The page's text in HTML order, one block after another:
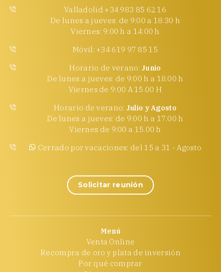
Valladolid +34 983 85 62 16
De lunes a jueves: de 9:00 a 18:30 h
Viernes: 9:00 h a 14:00 h
Móvil: +34 619 97 85 15
Horario de verano: Junio
De lunes a jueves: de 9:00 h a 18.00 h
Viernes de 9:00 A 15.00 H
Horario de verano: Julio y Agosto
De lunes a jueves: de 9:00 h a 17.00 h
Viernes de 9:00 a 15.00 h
Cerrado por vacaciones: del 15 a 31 - Agosto
Solicitar reunión
Menú
Venta Online
Recompra de oro y plata de inversión
Por qué comprar